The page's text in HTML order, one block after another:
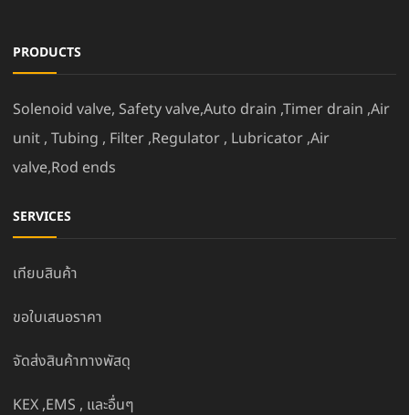
PRODUCTS
Solenoid valve, Safety valve,Auto drain ,Timer drain ,Air
unit , Tubing , Filter ,Regulator , Lubricator ,Air
valve,Rod ends
SERVICES
เทียบสินค้า
ขอใบเสนอราคา
จัดส่งสินค้าทางพัสดุ
KEX ,EMS , และอื่นๆ